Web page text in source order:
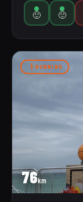
🙂 🙁
76km
RUNNING